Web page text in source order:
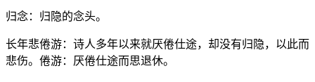
归念：归隐的念头。
长年悲倦游：诗人多年以来就厌倦仕途，却没有归隐，以此而
悲伤。倦游：厌倦仕途而思退休。